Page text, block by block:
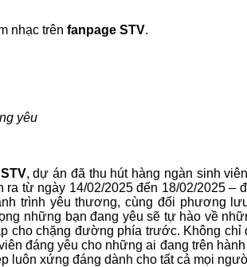
nhạc trên fanpage STV.
yêu
STV, dự án đã thu hút hàng ngàn sinh
ra từ ngày 14/02/2025 đến 18/02/2025 –
trình yêu thương, cùng đối phương
những bạn đang yêu sẽ tự hào về
cho chặng đường phía trước. Không chỉ
đáng yêu cho những ai đang trên hành
luôn xứng đáng dành cho tất cả mọi